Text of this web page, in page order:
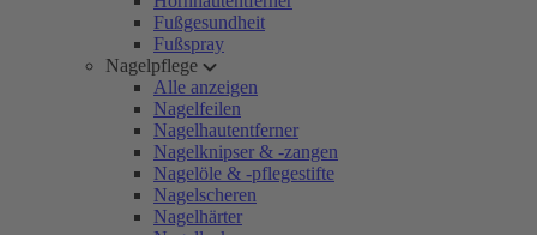
Fußgesundheit
Fußspray
Nagelpflege
Alle anzeigen
Nagelfeilen
Nagelhautentferner
Nagelknipser & -zangen
Nagelöle & -pflegestifte
Nagelscheren
Nagelhärter